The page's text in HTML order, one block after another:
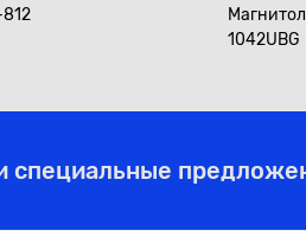
1042UBG
специальные